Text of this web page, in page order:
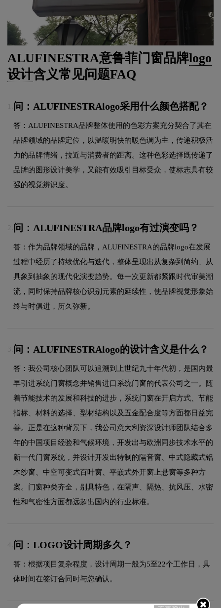
ALUFINESTRA意鲁菲门窗品牌logo
设计含义常见问题FAQ
问：ALUFINESTRAlogo采用什么颜色搭配？
答：ALUFINESTRA品牌整体使用的色彩方案充分契合了其在
品牌领域的品牌定位，以温暖明快的暖色调为主，传递积极活
力的品牌情绪，拉近与消费者的距离。这种色彩选择既传递了
品牌的图形设计美学，又能有效吸引目标受众，使标志具有较
强的视觉辨识度。
2. 问：ALUFINESTRA品牌logo有过演变吗？
答：作为品牌领域的品牌，ALUFINESTRA的品牌logo在发展
过程中经历了持续优化与迭代，整体呈现出从复杂到简约、从
具象到抽象的现代化演变趋势。每一次更新都紧跟时代审美潮
流，同时保持品牌核心识别元素的延续性，使品牌视觉形象始
终与时俱进，历久弥新。
3. 问：ALUFINESTRAlogo的设计含义是什么？
答：我公司核心团队可以追溯到上世纪九十年代初，是国内最
早引进系统门窗概念并销售进口系统门窗的代表公司之一。随
着节能技术的发展和科技的进步，系统门窗在开启方式、节能
指标、材料的选择、型材结构以及五金配合度等方面都日益完
善。正是在这种背景下，我公司意大利资深设计师团队结合多
年的中国项目经验和气候环境，开发出与欧洲同步技术水平的
新一代门窗系统，并设计开发出特制的隔音窗、中式隐藏式铝
木纱窗、中空可变式百叶窗、平嵌式外开窗上悬窗等多种方
案。门窗种类齐全，别具特色，在隔声、隔热、抗风压、水密
性和气密性方面都远超出国内的行业标准。
4. 问：LOGO设计周期多久？
答：根据项目复杂程度，设计周期一般为5至22个工作日，具
体时间在签订合同时与您确认。